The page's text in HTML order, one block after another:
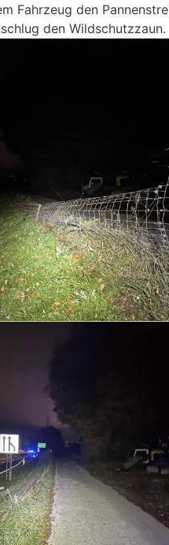
Fahrzeug den
den Wildschutzzaun.